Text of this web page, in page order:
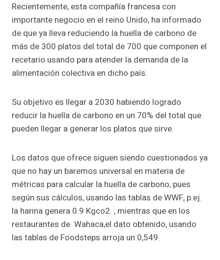
Recientemente, esta compañía francesa con
importante negocio en el reino Unido, ha informado
de que ya lleva reduciendo la huella de carbono de
más de 300 platos del total de 700 que componen el
recetario usando para atender la demanda de la
alimentación colectiva en dicho país.
Su objetivo es llegar a 2030 habiendo logrado
reducir la huella de carbono en un 70% del total que
pueden llegar a generar los platos que sirve.
Los datos que ofrece siguen siendo cuestionados ya
que no hay un baremos universal en materia de
métricas para calcular la huella de carbono, pues
según sus cálculos, usando las tablas de WWF, p.ej.
la harina genera 0.9 Kgco2 , mientras que en los
restaurantes de Wahaca,el dato obtenido, usando
las tablas de Foodsteps arroja un 0,549.